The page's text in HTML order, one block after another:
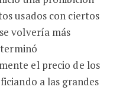
usados con ciertos
volvería más
el precio de los
a las grandes